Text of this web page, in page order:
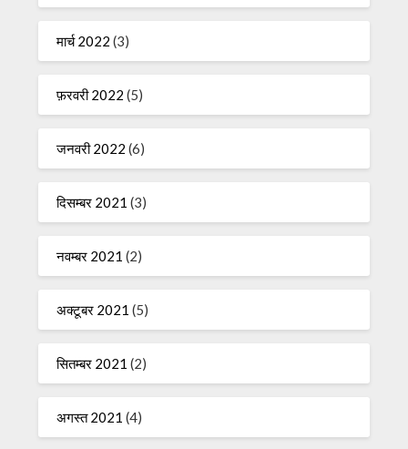
मार्च 2022 (3)
फ़रवरी 2022 (5)
जनवरी 2022 (6)
दिसम्बर 2021 (3)
नवम्बर 2021 (2)
अक्टूबर 2021 (5)
सितम्बर 2021 (2)
अगस्त 2021 (4)